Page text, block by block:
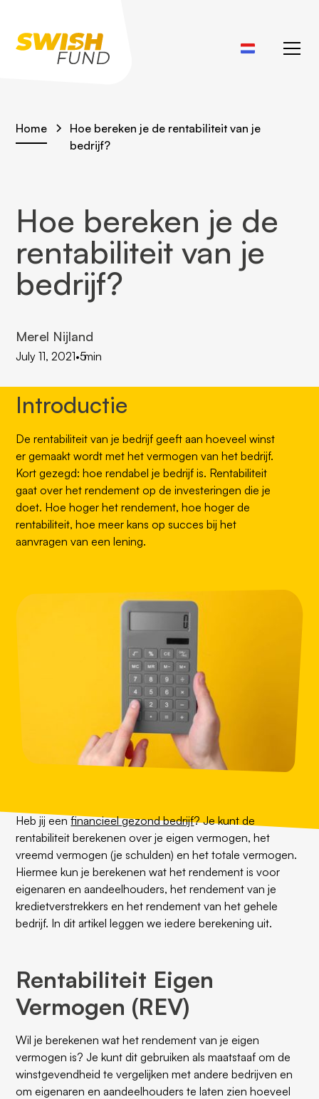
Home
Hoe bereken je de rentabiliteit van je
bedrijf?
Hoe bereken je de
rentabiliteit van je
bedrijf?
Merel Nijland
July 11, 2021•5min
Introductie
De rentabiliteit van je bedrijf geeft aan hoeveel winst
er gemaakt wordt met het vermogen van het bedrijf.
Kort gezegd: hoe rendabel je bedrijf is. Rentabiliteit
gaat over het rendement op de investeringen die je
doet. Hoe hoger het rendement, hoe hoger de
rentabiliteit, hoe meer kans op succes bij het
aanvragen van een lening.
Heb jij eenfinancieel gezond bedrijf? Je kunt de
rentabiliteit berekenen over je eigen vermogen, het
vreemd vermogen (je schulden) en het totale vermogen.
Hiermee kun je berekenen wat het rendement is voor
eigenaren en aandeelhouders, het rendement van je
kredietverstrekkers en het rendement van het gehele
bedrijf. In dit artikel leggen we iedere berekening uit.
Rentabiliteit Eigen
Vermogen (REV)
Wil je berekenen wat het rendement van je eigen
vermogen is? Je kunt dit gebruiken als maatstaaf om de
winstgevendheid te vergelijken met andere bedrijven en
om eigenaren en aandeelhouders te laten zien hoeveel